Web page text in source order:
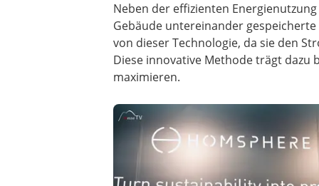
Neben der effizienten
Gebäude untereinander
von dieser Technologie, da sie den
Diese innovative Methode trägt dazu
maximieren.